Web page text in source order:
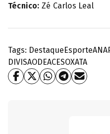
Técnico: Zé Carlos Leal
Tags: DestaqueEsporte
DIVISAODEACESOXATA